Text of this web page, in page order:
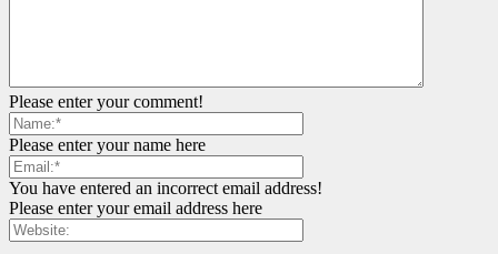
Please enter your comment!
Please enter your name here
You have entered an incorrect email address!
Please enter your email address here